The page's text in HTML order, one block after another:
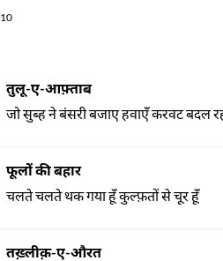
10
तुलू-ए-आफ़्ताब
जो सुब्ह ने बंसरी बजाए हवाएँ करवट बदल
फूलों की बहार
चलते चलते थक गया हूँ कुल्फ़तों से चूर हूँ
तख़्लीक़-ए-औरत